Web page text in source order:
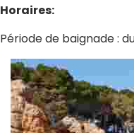
Horaires:
Période de baignade :